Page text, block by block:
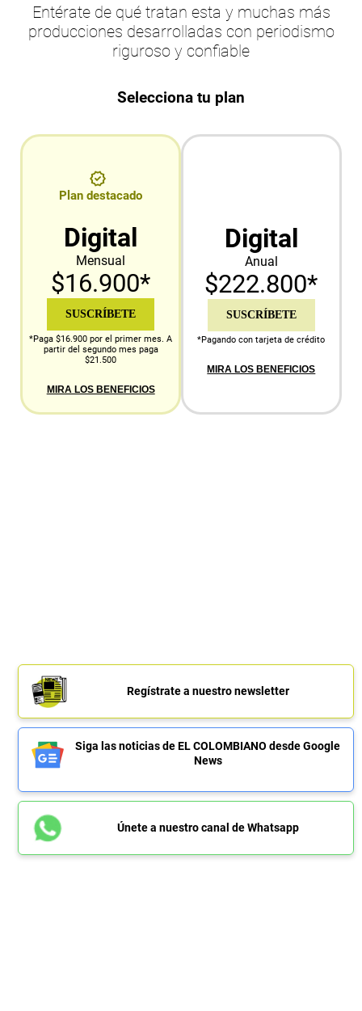
Entérate de qué tratan esta y muchas más
producciones desarrolladas con periodismo
riguroso y confiable
Selecciona tu plan
Plan destacado
Digital
Mensual
$16.900*
SUSCRÍBETE
*Paga $16.900 por el primer mes. A
partir del segundo mes paga
$21.500
MIRA LOS BENEFICIOS
Digital
Anual
$222.800*
SUSCRÍBETE
*Pagando con tarjeta de crédito
MIRA LOS BENEFICIOS
Regístrate a nuestro newsletter
Siga las noticias de EL COLOMBIANO desde Google
News
Únete a nuestro canal de Whatsapp